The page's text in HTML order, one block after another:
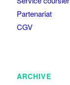
Partenariat
CGV
ARCHIVE